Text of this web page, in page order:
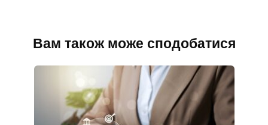
Вам також може сподобатися